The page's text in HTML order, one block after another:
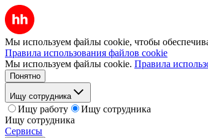
Мы используем файлы cookie, чтобы
Правила использования файлов cookie
Мы используем файлы cookie. Правила
Понятно
Ищу сотрудника
Ищу работу
Ищу сотрудника
Ищу сотрудника
Сервисы